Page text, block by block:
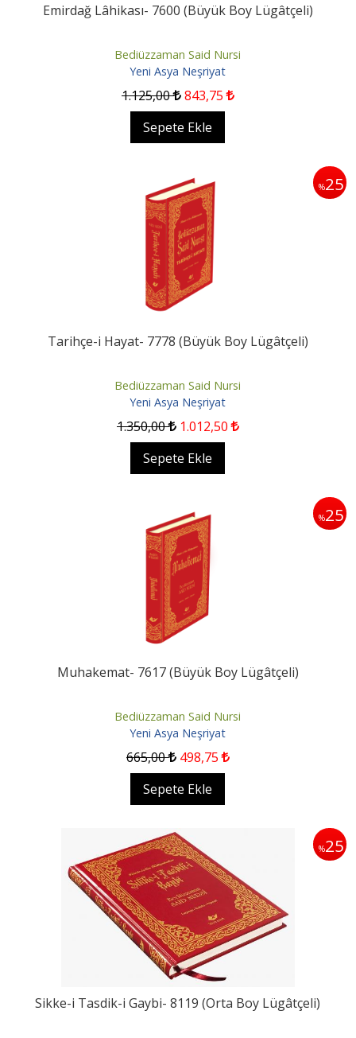
Emirdağ Lâhikası- 7600 (Büyük Boy Lügâtçeli)
Bediüzzaman Said Nursi
Yeni Asya Neşriyat
1.125,00 843,75
Sepete Ekle
%25
Tarihçe-i Hayat- 7778 (Büyük Boy Lügâtçeli)
Bediüzzaman Said Nursi
Yeni Asya Neşriyat
1.350,00 1.012,50
Sepete Ekle
%25
Muhakemat- 7617 (Büyük Boy Lügâtçeli)
Bediüzzaman Said Nursi
Yeni Asya Neşriyat
665,00 498,75
Sepete Ekle
%25
Sikke-i Tasdik-i Gaybi- 8119 (Orta Boy Lügâtçeli)